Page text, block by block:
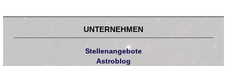
UNTERNEHMEN
Stellenangebote
Astroblog